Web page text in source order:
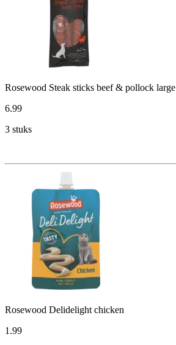
Rosewood Steak sticks beef & pollock large
6.99
3 stuks
Rosewood Delidelight chicken
1.99